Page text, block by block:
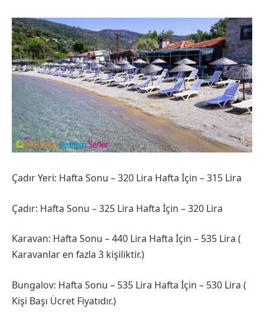
Çadır Yeri: Hafta Sonu – 320 Lira Hafta İçin – 315 Lira
Çadır: Hafta Sonu – 325 Lira Hafta İçin – 320 Lira
Karavan: Hafta Sonu – 440 Lira Hafta İçin – 535 Lira (
Karavanlar en fazla 3 kişiliktir.)
Bungalov: Hafta Sonu – 535 Lira Hafta İçin – 530 Lira (
Kişi Başı Ücret Fiyatıdır.)